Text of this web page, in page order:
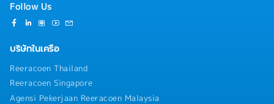
Follow Us
บริษัทในเครือ
Reeracoen Thailand
Reeracoen Singapore
Agensi Pekerjaan Reeracoen Malaysia